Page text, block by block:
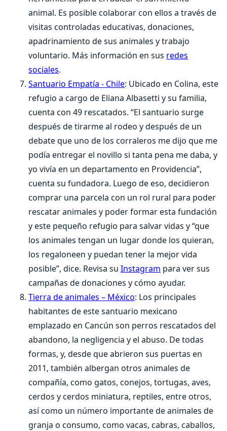
animal. Es posible colaborar con ellos a través de
visitas controladas educativas, donaciones,
apadrinamiento de sus animales y trabajo
voluntario. Más información en sus redes
sociales.
Santuario Empatía - Chile: Ubicado en Colina, este
refugio a cargo de Eliana Albasetti y su familia,
cuenta con 49 rescatados. “El santuario surge
después de tirarme al rodeo y después de un
debate que uno de los corraleros me dijo que me
podía entregar el novillo si tanta pena me daba, y
yo vivía en un departamento en Providencia”,
cuenta su fundadora. Luego de eso, decidieron
comprar una parcela con un rol rural para poder
rescatar animales y poder formar esta fundación
y este pequeño refugio para salvar vidas y “que
los animales tengan un lugar donde los quieran,
los regaloneen y puedan tener la mejor vida
posible”, dice. Revisa su Instagram para ver sus
campañas de donaciones y cómo ayudar.
Tierra de animales – México: Los principales
habitantes de este santuario mexicano
emplazado en Cancún son perros rescatados del
abandono, la negligencia y el abuso. De todas
formas, y, desde que abrieron sus puertas en
2011, también albergan otros animales de
compañía, como gatos, conejos, tortugas, aves,
cerdos y cerdos miniatura, reptiles, entre otros,
así como un número importante de animales de
granja o consumo, como vacas, cabras, caballos,